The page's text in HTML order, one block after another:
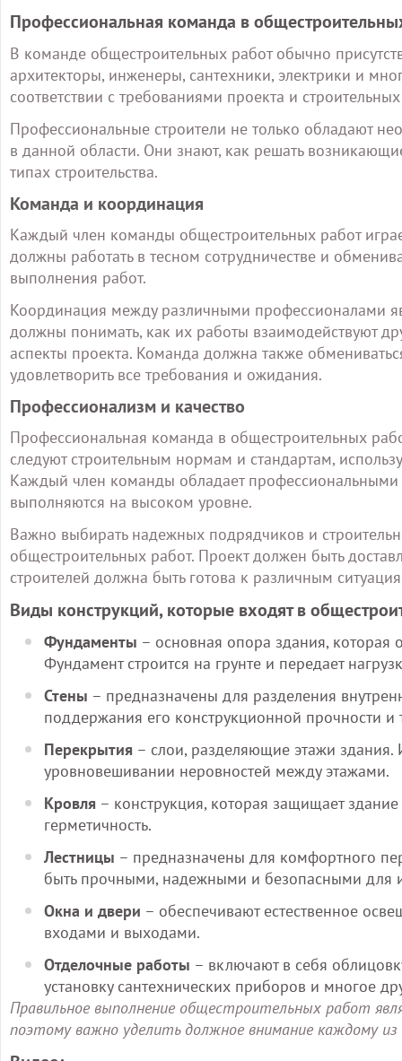
Профессиональная команда в
В команде общестроительных работ обычно
архитекторы, инженеры, сантехники, электрики и
соответствии с требованиями проекта и
Профессиональные строители не только обладают
в данной области. Они знают, как решать
типах строительства.
Команда и координация
Каждый член команды общестроительных работ
должны работать в тесном сотрудничестве и
выполнения работ.
Координация между различными профессионалами
должны понимать, как их работы взаимодействуют
аспекты проекта. Команда должна также
удовлетворить все требования и ожидания.
Профессионализм и качество
Профессиональная команда в общестроительных
следуют строительным нормам и стандартам,
Каждый член команды обладает
выполняются на высоком уровне.
Важно выбирать надежных подрядчиков и
общестроительных работ. Проект должен быть
строителей должна быть готова к различным
Виды конструкций, которые входят в
Фундаменты – основная опора здания, которая
Фундамент строится на грунте и передает
Стены – предназначены для разделения
поддержания его конструкционной прочности и
Перекрытия – слои, разделяющие этажи здания.
уровновешивании неровностей между этажами.
Кровля – конструкция, которая защищает
герметичность.
Лестницы – предназначены для комфортного
быть прочными, надежными и безопасными для
Окна и двери – обеспечивают естественное
входами и выходами.
Отделочные работы – включают в себя
установку сантехнических приборов и многое
Правильное выполнение общестроительных работ
поэтому важно уделить должное внимание каждому из